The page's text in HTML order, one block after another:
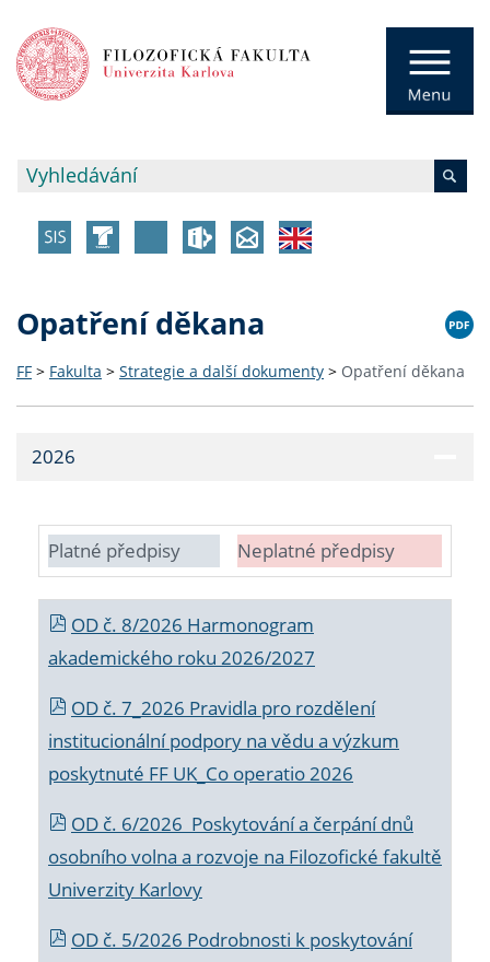
Opatření děkana
FF > Fakulta > Strategie a další dokumenty > Opatření děkana
2026
Platné předpisy Neplatné předpisy
OD č. 8/2026 Harmonogram
akademického roku 2026/2027
OD č. 7_2026 Pravidla pro rozdělení
institucionální podpory na vědu a výzkum
poskytnuté FF UK_Co operatio 2026
OD č. 6/2026 Poskytování a čerpání dnů
osobního volna a rozvoje na Filozofické fakultě
Univerzity Karlovy
OD č. 5/2026 Podrobnosti k poskytování